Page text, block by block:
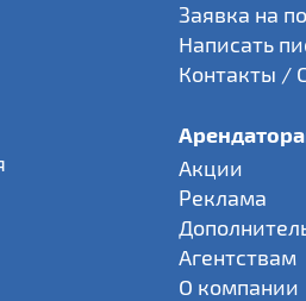
Заявка на
Написать
Контакты /
Акции
Реклама
Агентствам
О компании